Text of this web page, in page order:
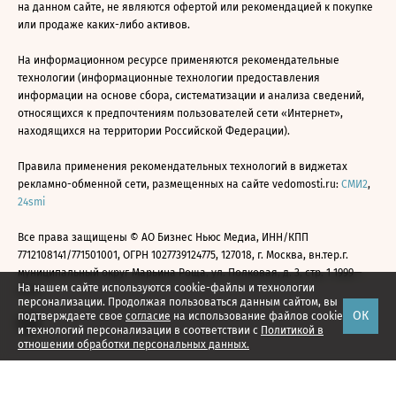
На нашем сайте используются cookie-файлы и технологии
персонализации. Продолжая пользоваться данным сайтом, вы
подтверждаете свое согласие на использование файлов cookie
и технологий персонализации в соответствии с Политикой в
отношении обработки персональных данных.
ОК
на данном сайте, не являются офертой или рекомендацией к покупке
или продаже каких-либо активов.
На информационном ресурсе применяются рекомендательные
технологии (информационные технологии предоставления
информации на основе сбора, систематизации и анализа сведений,
относящихся к предпочтениям пользователей сети «Интернет»,
находящихся на территории Российской Федерации).
Правила применения рекомендательных технологий в виджетах
рекламно-обменной сети, размещенных на сайте vedomosti.ru: СМИ2,
24smi
Все права защищены © АО Бизнес Ньюс Медиа, ИНН/КПП
7712108141/771501001, ОГРН 1027739124775, 127018, г. Москва, вн.тер.г.
муниципальный округ Марьина Роща, ул. Полковая, д. 3, стр. 1 1999—
2026